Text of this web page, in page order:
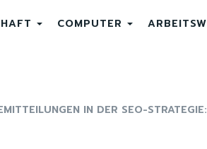
COMPUTER
IN DER SEO-